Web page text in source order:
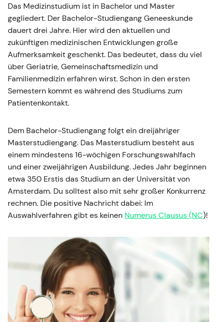
Das Medizinstudium ist in Bachelor und Master
gegliedert. Der Bachelor-Studiengang Geneeskunde
dauert drei Jahre. Hier wird den aktuellen und
zukünftigen medizinischen Entwicklungen große
Aufmerksamkeit geschenkt. Das bedeutet, dass du viel
über Geriatrie, Gemeinschaftsmedizin und
Familienmedizin erfahren wirst. Schon in den ersten
Semestern kommt es während des Studiums zum
Patientenkontakt.
Dem Bachelor-Studiengang folgt ein dreijähriger
Masterstudiengang. Das Masterstudium besteht aus
einem mindestens 16-wöchigen Forschungswahlfach
und einer zweijährigen Ausbildung. Jedes Jahr beginnen
etwa 350 Erstis das Studium an der Universität von
Amsterdam. Du solltest also mit sehr großer Konkurrenz
rechnen. Die positive Nachricht dabei: Im
Auswahlverfahren gibt es keinen Numerus Clausus (NC)!